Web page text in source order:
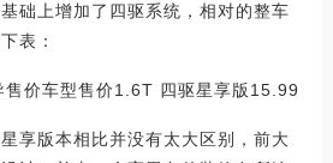
础上增加了四驱系统，相对的整车
表：
价车型售价1.6T 四驱星享版15.99
版本相比并没有太大区别，前大